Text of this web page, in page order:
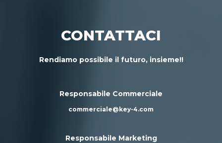
CONTATTACI
Rendiamo possibile il futuro, insieme!!
Responsabile Commerciale
commerciale@key-4.com
Responsabile Marketing